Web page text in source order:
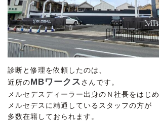
診断と修理を依頼したのは、
近所の MBワークスさんです。
メルセデスディーラー出身のＮ社長をはじめ
メルセデスに精通しているスタッフの方が
多数在籍しておられます。